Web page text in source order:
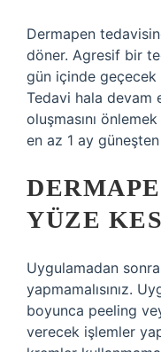
Dermapen
döner. Agresif bir
gün içinde
Tedavi hala devam
oluşmasını
en az 1 ay
YÜZE
Uygulamadan
yapmamalısınız.
boyunca peeling
verecek işlemler